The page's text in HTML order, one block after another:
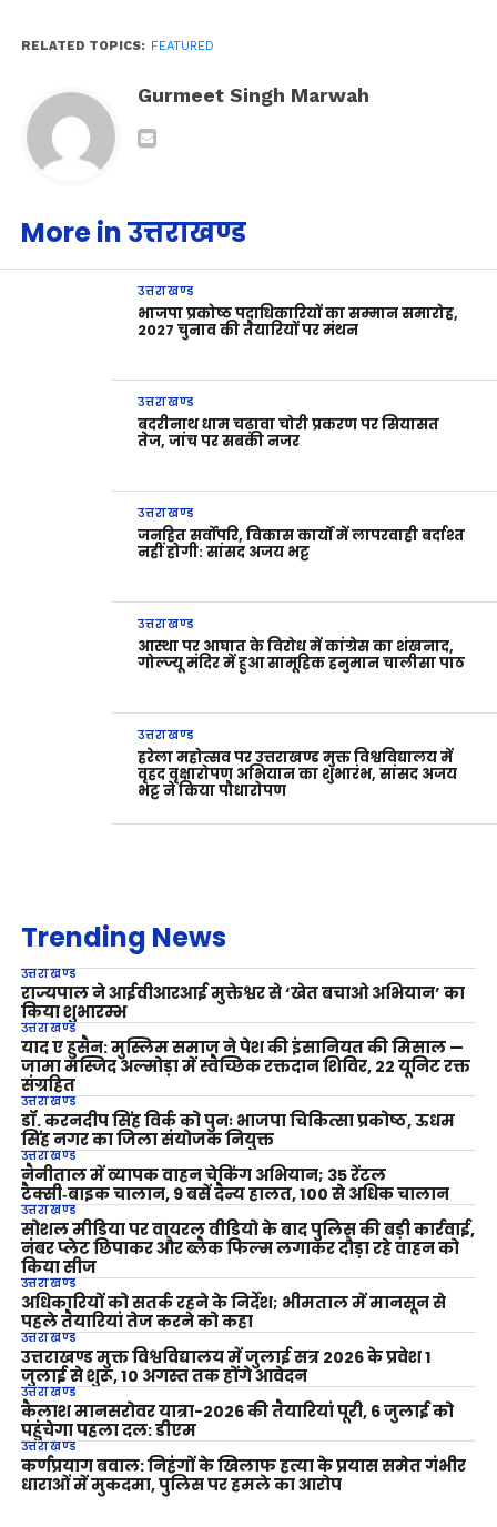
RELATED TOPICS: FEATURED
Gurmeet Singh Marwah
More in उत्तराखण्ड
उत्तराखण्ड
भाजपा प्रकोष्ठ पदाधिकारियों का सम्मान समारोह,
2027 चुनाव की तैयारियों पर मंथन
उत्तराखण्ड
बदरीनाथ धाम चढ़ावा चोरी प्रकरण पर सियासत
तेज, जांच पर सबकी नजर
उत्तराखण्ड
जनहित सर्वोपरि, विकास कार्यों में लापरवाही बर्दाश्त
नहीं होगी: सांसद अजय भट्ट
उत्तराखण्ड
आस्था पर आघात के विरोध में कांग्रेस का शंखनाद,
गोल्ज्यू मंदिर में हुआ सामूहिक हनुमान चालीसा पाठ
उत्तराखण्ड
हरेला महोत्सव पर उत्तराखण्ड मुक्त विश्वविद्यालय में
वृहद वृक्षारोपण अभियान का शुभारंभ, सांसद अजय
भट्ट ने किया पौधारोपण
Trending News
उत्तराखण्ड
राज्यपाल ने आईवीआरआई मुक्तेश्वर से ‘खेत बचाओ अभियान’ का
किया शुभारम्भ
उत्तराखण्ड
याद ए हुसैन: मुस्लिम समाज ने पेश की इंसानियत की मिसाल —
जामा मस्जिद अल्मोड़ा में स्वैच्छिक रक्तदान शिविर, 22 यूनिट रक्त
संग्रहित
उत्तराखण्ड
डॉ. करनदीप सिंह विर्क को पुनः भाजपा चिकित्सा प्रकोष्ठ, ऊधम
सिंह नगर का जिला संयोजक नियुक्त
उत्तराखण्ड
नैनीताल में व्यापक वाहन चेकिंग अभियान; 35 रेंटल
टैक्सी‑बाइक चालान, 9 बसें दैन्य हालत, 100 से अधिक चालान
उत्तराखण्ड
सोशल मीडिया पर वायरल वीडियो के बाद पुलिस की बड़ी कार्रवाई,
नंबर प्लेट छिपाकर और ब्लैक फिल्म लगाकर दौड़ा रहे वाहन को
किया सीज
उत्तराखण्ड
अधिकारियों को सतर्क रहने के निर्देश; भीमताल में मानसून से
पहले तैयारियां तेज करने को कहा
उत्तराखण्ड
उत्तराखण्ड मुक्त विश्वविद्यालय में जुलाई सत्र 2026 के प्रवेश 1
जुलाई से शुरू, 10 अगस्त तक होंगे आवेदन
उत्तराखण्ड
कैलाश मानसरोवर यात्रा-2026 की तैयारियां पूरी, 6 जुलाई को
पहुंचेगा पहला दल: डीएम
उत्तराखण्ड
कर्णप्रयाग बवाल: निहंगों के खिलाफ हत्या के प्रयास समेत गंभीर
धाराओं में मुकदमा, पुलिस पर हमले का आरोप